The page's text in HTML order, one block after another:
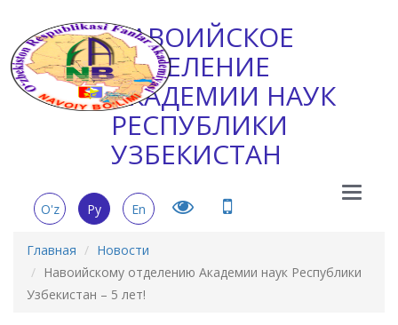
НАВОИЙСКОЕ
ОТДЕЛЕНИЕ
АКАДЕМИИ НАУК
РЕСПУБЛИКИ
УЗБЕКИСТАН
Main
O'z Ру En
Главная
Новости
Навоийскому отделению Академии наук Республики
Узбекистан – 5 лет!